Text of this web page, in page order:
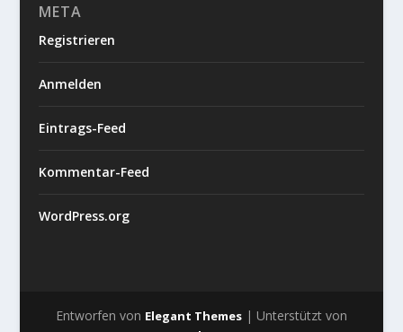
META
Registrieren
Anmelden
Eintrags-Feed
Kommentar-Feed
WordPress.org
Entworfen von Elegant Themes| Unterstützt von